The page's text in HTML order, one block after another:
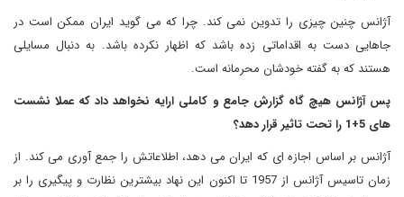
آژانس چنین چیزی را تدوین نمی کند. چرا که می گوید ایران ممکن است در
جاهایی دست به اقداماتی زده باشد که اظهار نکرده باشد. به دنبال مسایلی
هستند که به گفته خودشان محرمانه است.
پس آژانس هیچ گاه گزارش جامع و کاملی ارایه نخواهد داد که عملا نشست
های 5+1 را تحت تاثیر قرار دهد؟
آژانس بر اساس اجازه ای که ایران می دهد، اطلاعاتش را جمع آوری می کند. از
زمان تاسیس آژانس از 1957 تا اکنون این نهاد بیشترین نظارت و پیگیری را بر